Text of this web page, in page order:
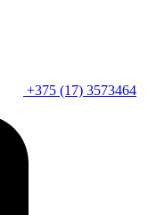
+375 (17) 3573464